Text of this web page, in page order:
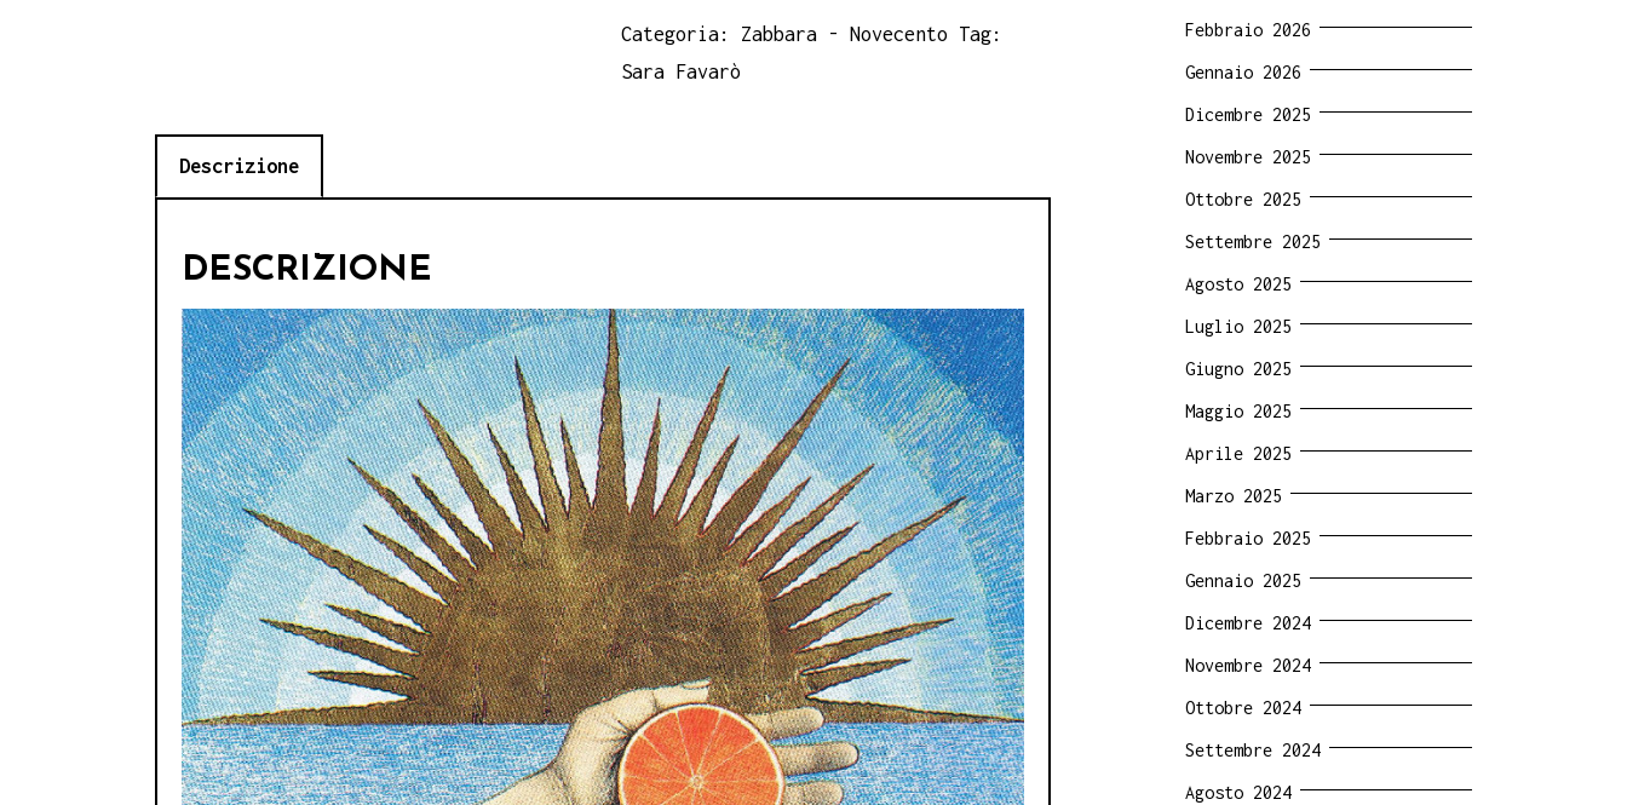
Sicilia
-
Categoria: Zabbara - Novecento
Tag:
Sara Favarò
Descrizione
DESCRIZIONE
Febbraio 2026
Gennaio 2026
Dicembre 2025
Novembre 2025
Ottobre 2025
Settembre 2025
Agosto 2025
Luglio 2025
Giugno 2025
Maggio 2025
Aprile 2025
Marzo 2025
Febbraio 2025
Gennaio 2025
Dicembre 2024
Novembre 2024
Ottobre 2024
Settembre 2024
Agosto 2024